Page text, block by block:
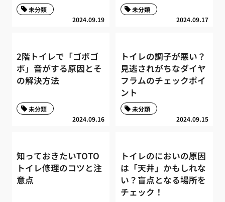
2024.09.19
未分類
2024.09.17
未分類
2階トイレで「ゴボゴ
ボ」音がする原因とそ
の解決方法
2024.09.16
未分類
トイレの調子が悪い？
見逃されがちなダイヤ
フラムのチェックポイ
ント
2024.09.15
未分類
知っておきたいTOTO
トイレ修理のコツと注
意点
トイレのにおいの原因
は「天井」かもしれな
い？盲点となる場所を
チェック！